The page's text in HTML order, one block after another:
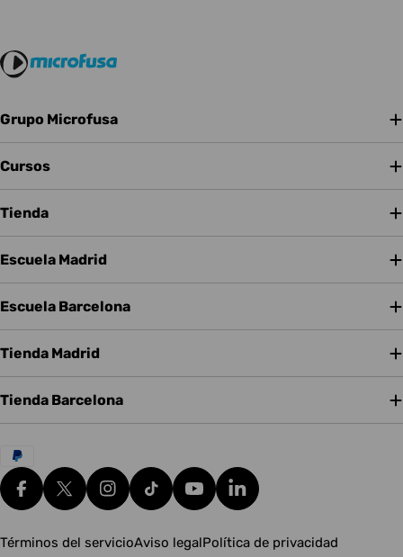
Grupo Microfusa
Cursos
Tienda
Escuela Madrid
Escuela Barcelona
Tienda Madrid
Tienda Barcelona
Métodos
de
pagoFacebookX (Twitter)Instagram
tiktok YouTubeTranslation missing:
Términos del servicioAviso legalPolítica de privacidad